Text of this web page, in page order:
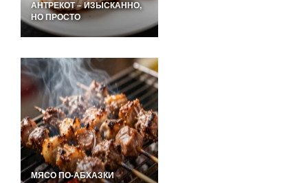
АНТРЕКОТ – ИЗЫСКАННО,
НО ПРОСТО
МЯСО ПО-АБХАЗКИ